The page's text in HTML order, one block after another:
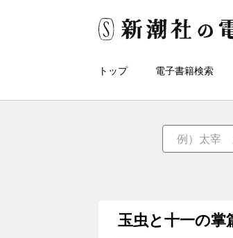
トップ 電子書籍検索
玉虫と十一の掌